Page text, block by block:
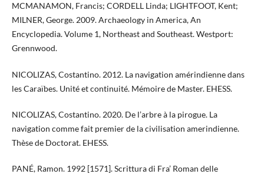
MCMANAMON, Francis; CORDELL Linda; LIGHTFOOT, Kent;
MILNER, George. 2009. Archaeology in America, An
Encyclopedia. Volume 1, Northeast and Southeast. Westport:
Grennwood.
NICOLIZAS, Costantino. 2012. La navigation amérindienne dans
les Caraïbes. Unité et continuité. Mémoire de Master. EHESS.
NICOLIZAS, Costantino. 2020. De l’arbre à la pirogue. La
navigation comme fait premier de la civilisation amerindienne.
Thèse de Doctorat. EHESS.
PANÉ, Ramon. 1992 [1571]. Scrittura di Fra’ Roman delle